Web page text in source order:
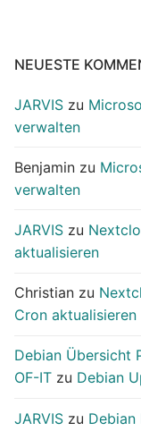
NEUESTE
JARVIS zu
verwalten
Benjamin zu
verwalten
JARVIS zu
aktualisieren
Christian zu
Cron aktualisieren
Debian Übersicht
OF-IT zu Debian
JARVIS zu Debian